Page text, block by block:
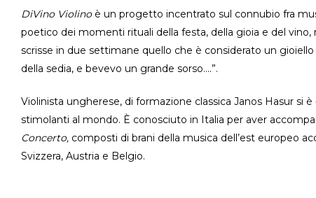
DiVino Violinoè un progetto incentrato sul connubio fra
poetico dei momenti rituali della festa, della gioia e del
scrisse in due settimane quello che è considerato un
della sedia, e bevevo un grande sorso….”.
Violinista ungherese, di formazione classica Janos Hasur
stimolanti al mondo. È conosciuto in Italia per aver
Concerto, composti di brani della musica dell’est europeo
Svizzera, Austria e Belgio.